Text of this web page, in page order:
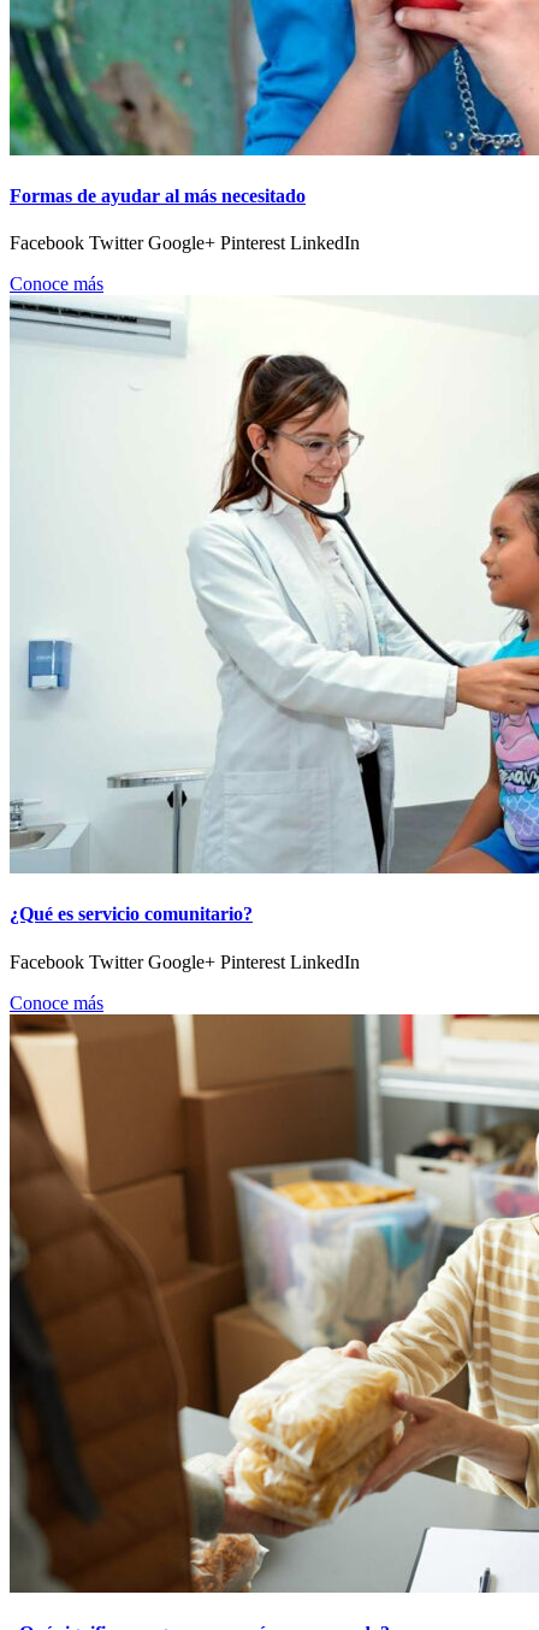
Formas de ayudar al más necesitado
Facebook Twitter Google+ Pinterest LinkedIn
Conoce más
¿Qué es servicio comunitario?
Facebook Twitter Google+ Pinterest LinkedIn
Conoce más